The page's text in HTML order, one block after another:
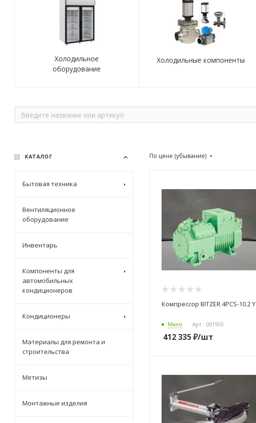
Холодильное
оборудование
Холодильные компоненты
По цене (убывание)
Компрессор BITZER 4PCS-10.2 Y
Мало Арт.: 001955
412 335₽/шт
КАТАЛОГ
Бытовая техника
Вентиляционное
оборудование
Инвентарь
Компоненты для
автомобильных
кондиционеров
Кондиционеры
Материалы для ремонта и
строительства
Метизы
Монтажные изделия